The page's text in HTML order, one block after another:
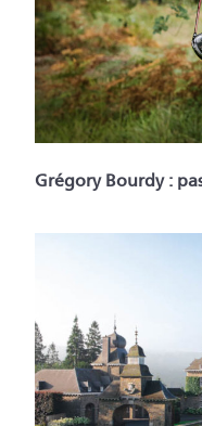
Grégory Bourdy :